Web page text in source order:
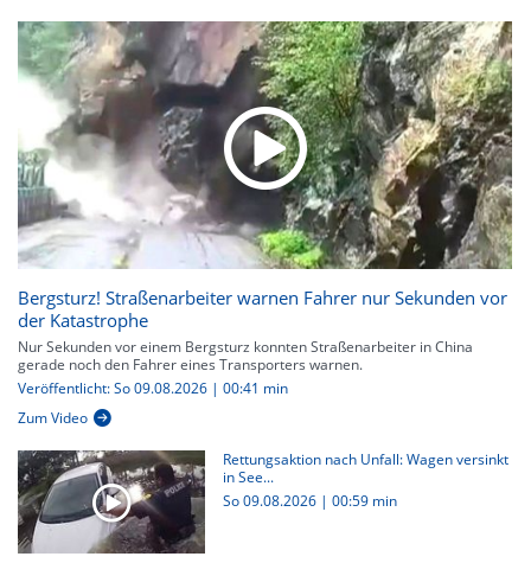
Bergsturz! Straßenarbeiter warnen Fahrer nur Sekunden vor
der Katastrophe
Nur Sekunden vor einem Bergsturz konnten Straßenarbeiter in China
gerade noch den Fahrer eines Transporters warnen.
Veröffentlicht: So 09.08.2026 | 00:41 min
Zum Video
Rettungsaktion nach Unfall: Wagen versinkt
in See...
So 09.08.2026 | 00:59 min